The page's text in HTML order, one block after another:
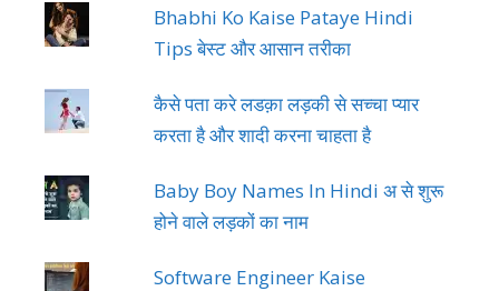
Bhabhi Ko Kaise Pataye Hindi
Tips बेस्ट और आसान तरीका
कैसे पता करे लडक़ा लड़की से सच्चा प्यार
करता है और शादी करना चाहता है
Baby Boy Names In Hindi अ से शुरू
होने वाले लड़कों का नाम
Software Engineer Kaise